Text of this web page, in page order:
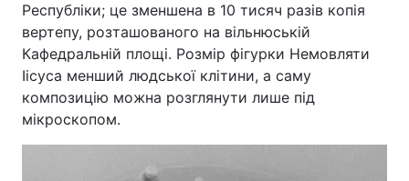
Республіки; це зменшена в 10 тисяч разів копія
вертепу, розташованого на вільнюській
Кафедральній площі. Розмір фігурки Немовляти
Іісуса менший людської клітини, а саму
композицію можна розглянути лише під
мікроскопом.